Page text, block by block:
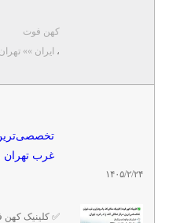
کف پا و ساخت کفی طبی
✅ درمان
✅ ...
کهن فوت
، ایران »» تهران
۱۴۰۵/۲/۲۴
غرب تهران
✅ کلینیک